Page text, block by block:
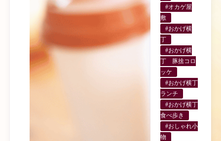
#オカゲ屋
敷
#おかげ横
丁
#おかげ横
丁 豚捨コロ
ッケ
#おかげ横丁
ランチ
#おかげ横丁
食べ歩き
#おしゃれ小
物